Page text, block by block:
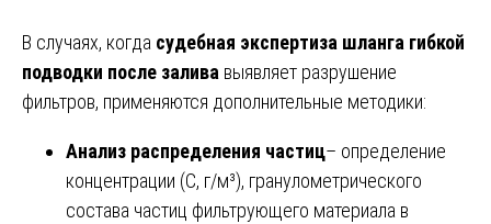
В случаях, когда судебная экспертиза шланга гибкой
подводки после залива выявляет разрушение
фильтров, применяются дополнительные методики:
Анализ распределения частиц– определение
концентрации (C, г/м³), гранулометрического
состава частиц фильтрующего материала в